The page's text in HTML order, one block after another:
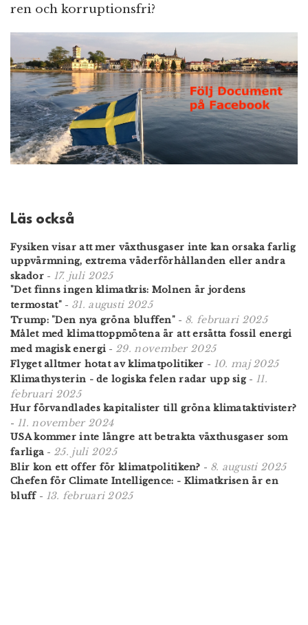
ren och korruptionsfri?
Läs också
Fysiken visar att mer växthusgaser inte kan orsaka farlig
uppvärmning, extrema väderförhållanden eller andra
skador- 17. juli 2025
"Det finns ingen klimatkris: Molnen är jordens
termostat" - 31. augusti 2025
Trump: "Den nya gröna bluffen" - 8. februari 2025
Målet med klimattoppmötena är att ersätta fossil energi
med magisk energi - 29. november 2025
Flyget alltmer hotat av klimatpolitiker - 10. maj 2025
Klimathysterin - de logiska felen radar upp sig- 11.
februari 2025
Hur förvandlades kapitalister till gröna klimataktivister?
- 11. november 2024
USA kommer inte längre att betrakta växthusgaser som
farliga - 25. juli 2025
Blir kon ett offer för klimatpolitiken? - 8. augusti 2025
Chefen för Climate Intelligence: - Klimatkrisen är en
bluff- 13. februari 2025